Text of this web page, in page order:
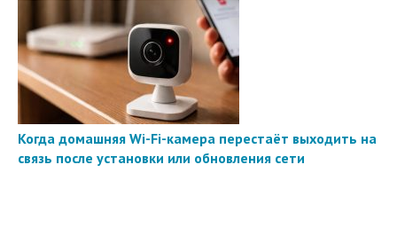
Когда домашняя Wi-Fi-камера перестаёт выходить на
связь после установки или обновления сети